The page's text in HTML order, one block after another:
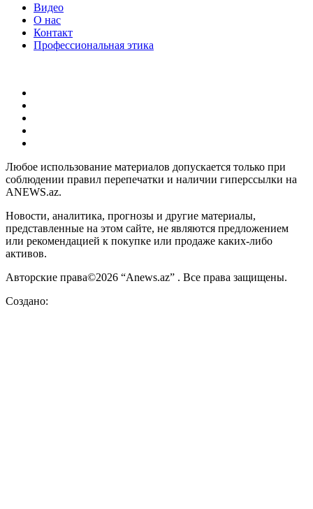
Видео
О нас
Контакт
Профессиональная этика
Любое использование материалов допускается только при
соблюдении правил перепечатки и наличии гиперссылки на
ANEWS.az.
Новости, аналитика, прогнозы и другие материалы,
представленные на этом сайте, не являются предложением
или рекомендацией к покупке или продаже каких-либо
активов.
Авторские права©2026 “Anews.az” . Все права защищены.
Создано: